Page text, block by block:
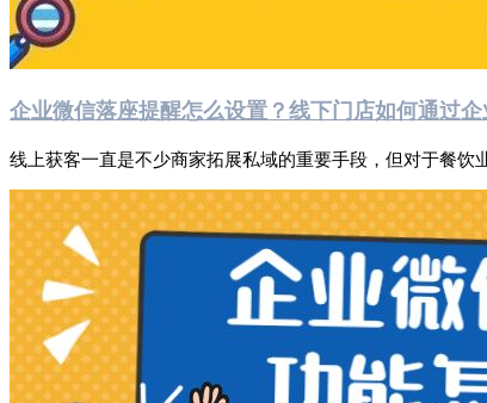
企业微信落座提醒怎么设置？线下门店如何通过
线上获客一直是不少商家拓展私域的重要手段，但对于餐饮